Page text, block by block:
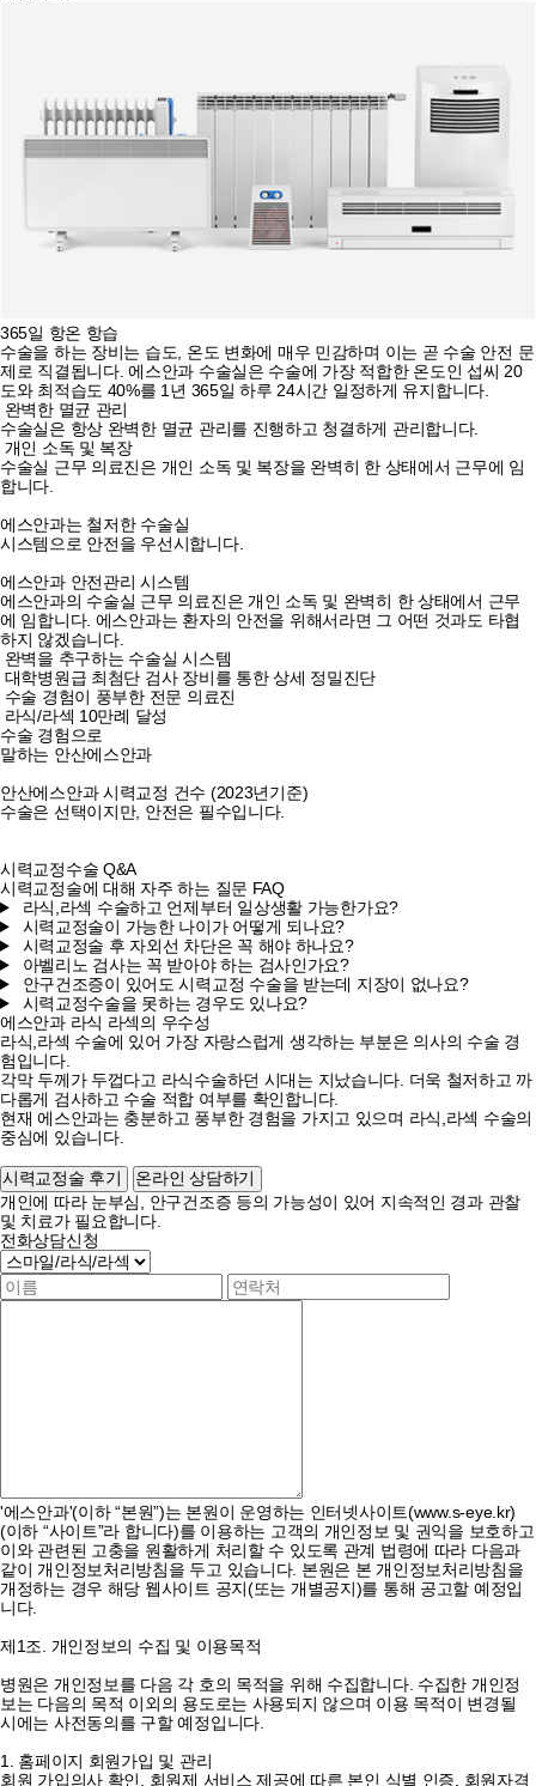
365일 항온 항습
수술을 하는 장비는 습도, 온도 변화에 매우 민감하며 이는 곧 수술 안전 문
제로 직결됩니다. 에스안과 수술실은 수술에 가장 적합한 온도인 섭씨 20
도와 최적습도 40%를 1년 365일 하루 24시간 일정하게 유지합니다.
완벽한 멸균 관리
수술실은 항상 완벽한 멸균 관리를 진행하고 청결하게 관리합니다.
개인 소독 및 복장
수술실 근무 의료진은 개인 소독 및 복장을 완벽히 한 상태에서 근무에 임
합니다.
에스안과는 철저한 수술실
시스템 으로 안전을 우선시합니다.
에스안과 안전관리 시스템
에스안과의 수술실 근무 의료진은 개인 소독 및 완벽히 한 상태에서 근무
에 임합니다. 에스안과는 환자의 안전을 위해서라면 그 어떤 것과도 타협
하지 않겠습니다.
완벽을 추구하는 수술실 시스템
대학병원급 최첨단 검사 장비를 통한 상세 정밀진단
수술 경험이 풍부한 전문 의료진
라식/라섹 10만례 달성
수술 경험으로
말하는 안산에스안과
안산에스안과 시력교정 건수 (2023년기준)
수술은 선택이지만, 안전은 필수입니다.
시력교정수술 Q&A
시력교정술에 대해 자주 하는 질문 FAQ
라식,라섹 수술하고 언제부터 일상생활 가능한가요?
시력교정술이 가능한 나이가 어떻게 되나요?
시력교정술 후 자외선 차단은 꼭 해야 하나요?
아벨리노 검사는 꼭 받아야 하는 검사인가요?
안구건조증이 있어도 시력교정 수술을 받는데 지장이 없나요?
시력교정수술을 못하는 경우도 있나요?
에스안과 라식 라섹의 우수성
라식,라섹 수술에 있어 가장 자랑스럽게 생각하는 부분은 의사의 수술 경
험입니다.
각막 두께가 두껍다고 라식수술하던 시대는 지났습니다. 더욱 철저하고 까
다롭게 검사하고 수술 적합 여부를 확인합니다.
현재 에스안과는 충분하고 풍부한 경험을 가지고 있으며 라식,라섹 수술의
중심에 있습니다.
시력교정술 후기
온라인 상담하기
개인에 따라 눈부심, 안구건조증 등의 가능성이 있어 지속적인 경과 관찰
및 치료가 필요합니다.
전화상담신청
'에스안과'(이하 “본원”)는 본원이 운영하는 인터넷사이트(www.s-eye.kr)
(이하 “사이트”라 합니다)를 이용하는 고객의 개인정보 및 권익을 보호하고
이와 관련된 고충을 원활하게 처리할 수 있도록 관계 법령에 따라 다음과
같이 개인정보처리방침을 두고 있습니다. 본원은 본 개인정보처리방침을
개정하는 경우 해당 웹사이트 공지(또는 개별공지)를 통해 공고할 예정입
니다.
제1조. 개인정보의 수집 및 이용목적
병원은 개인정보를 다음 각 호의 목적을 위해 수집합니다. 수집한 개인정
보는 다음의 목적 이외의 용도로는 사용되지 않으며 이용 목적이 변경될
시에는 사전동의를 구할 예정입니다.
1. 홈페이지 회원가입 및 관리
회원 가입의사 확인, 회원제 서비스 제공에 따른 본인 식별 인증, 회원자격